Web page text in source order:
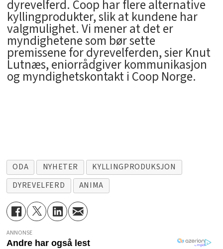
dyrevelferd. Coop har flere alternative
kyllingprodukter, slik at kundene har
valgmulighet. Vi mener at det er
myndighetene som bør sette
premissene for dyrevelferden, sier Knut
Lutnæs, eniorrådgiver kommunikasjon
og myndighetskontakt i Coop Norge.
ODA NYHETER
KYLLINGPRODUKSJON
DYREVELFERD
ANIMA
ANNONSE